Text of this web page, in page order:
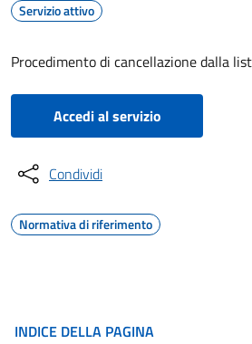
Servizio attivo
Procedimento di cancellazione dalla
Accedi al servizio
Condividi
Normativa di riferimento
INDICE DELLA PAGINA